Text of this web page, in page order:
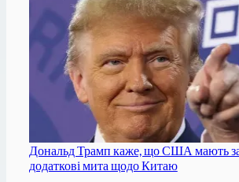
Дональд Трамп каже, що США мають
додаткові мита щодо Китаю